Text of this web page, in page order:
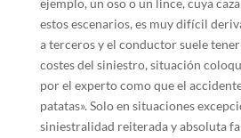
ejemplo, un oso o un lince, cuya
estos escenarios, es muy difícil
a terceros y el conductor suele
costes del siniestro, situación
por el experto como que el
patatas». Solo en situaciones
siniestralidad reiterada y absoluta